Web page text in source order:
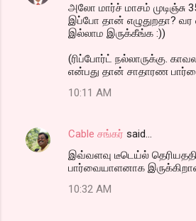
அலோ மார்ச் மாசம் முடிஞ்சு
இப்போ தான் எழுதுறதா? வர
இல்லாம இருக்கீங்க :))
(ரிப்போர்ட் நல்லாருக்கு.
என்பது தான் சாதாரண
10:11 AM
Cable சங்கர் said…
இவ்வளவு டீடெய்ல்
பார்வையாளனாக
10:32 AM